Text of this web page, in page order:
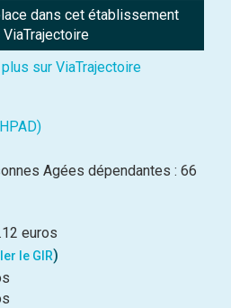
dans cet établissement
ViaTrajectoire
sur ViaTrajectoire
Agées dépendantes : 66
euros
le GIR)